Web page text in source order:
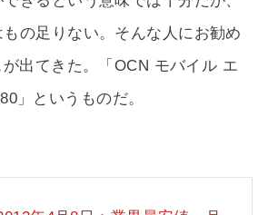
の足りない。そんな人にお勧め
出てきた。「OCN モバイル エ
」というものだ。